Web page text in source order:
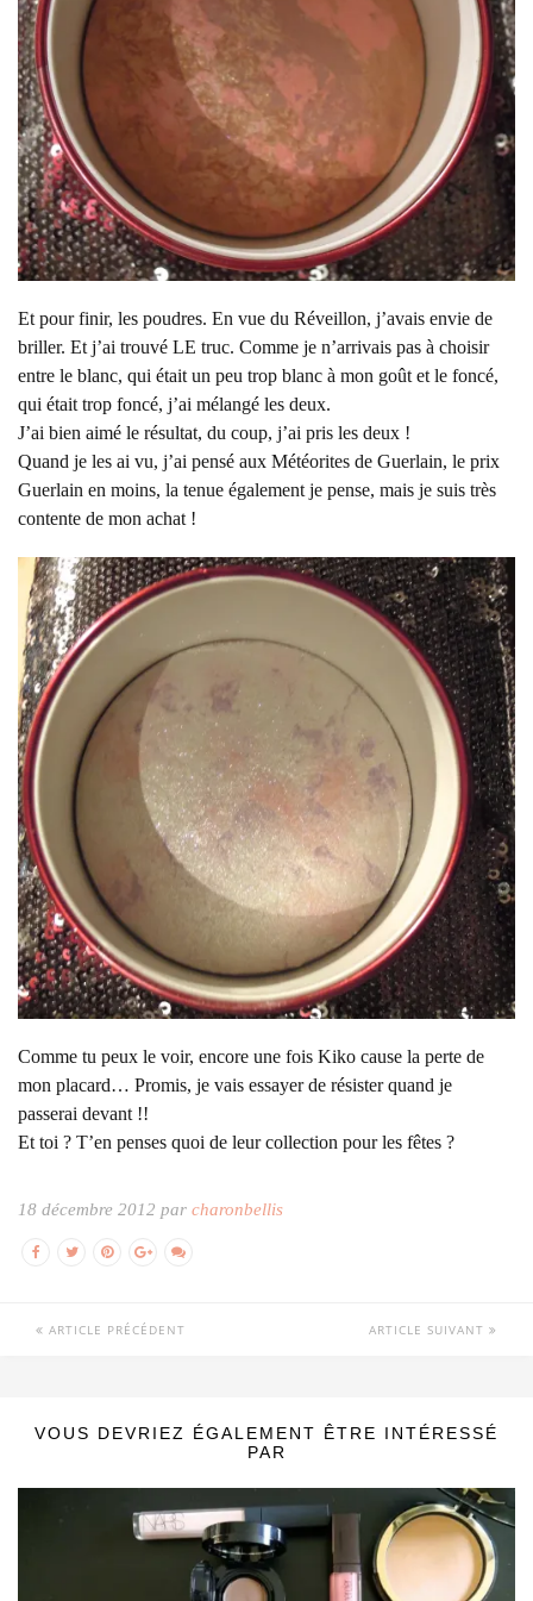
Et pour finir, les poudres. En vue du Réveillon, j’avais envie de
briller. Et j’ai trouvé LE truc. Comme je n’arrivais pas à choisir
entre le blanc, qui était un peu trop blanc à mon goût et le foncé,
qui était trop foncé, j’ai mélangé les deux.
J’ai bien aimé le résultat, du coup, j’ai pris les deux !
Quand je les ai vu, j’ai pensé aux Météorites de Guerlain, le prix
Guerlain en moins, la tenue également je pense, mais je suis très
contente de mon achat !
Comme tu peux le voir, encore une fois Kiko cause la perte de
mon placard… Promis, je vais essayer de résister quand je
passerai devant !!
Et toi ? T’en penses quoi de leur collection pour les fêtes ?
18 décembre 2012 par charonbellis
ARTICLE PRÉCÉDENT ARTICLE SUIVANT
VOUS DEVRIEZ ÉGALEMENT ÊTRE INTÉRESSÉ
PAR